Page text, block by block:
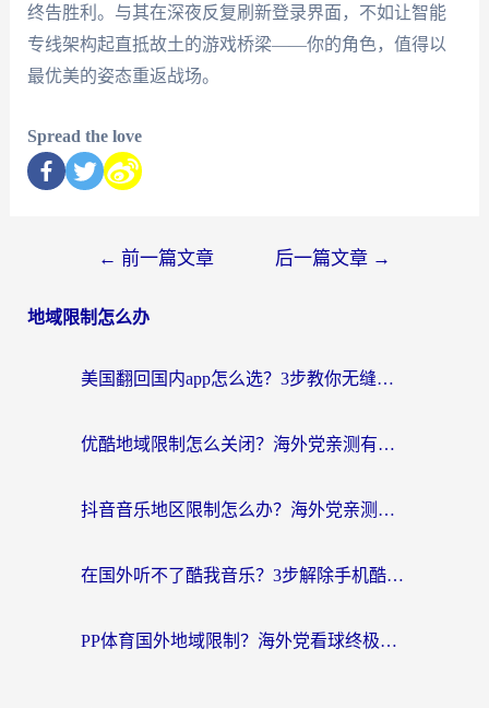
终告胜利。与其在深夜反复刷新登录界面，不如让智能
专线架构起直抵故土的游戏桥梁——你的角色，值得以
最优美的姿态重返战场。
Spread the love
← 前一篇文章 后一篇文章 →
地域限制怎么办
美国翻回国内app怎么选？3步教你无缝刷剧、登12123、访问国内网站
优酷地域限制怎么关闭？海外党亲测有效的追剧加速器选择指南
抖音音乐地区限制怎么办？海外党亲测有效的听歌自由指南
在国外听不了酷我音乐？3步解除手机酷我音乐海外限制，附实测好用加速器
PP体育国外地域限制？海外党看球终极方案：从欧洲杯到奥运会，中文解说不卡顿！